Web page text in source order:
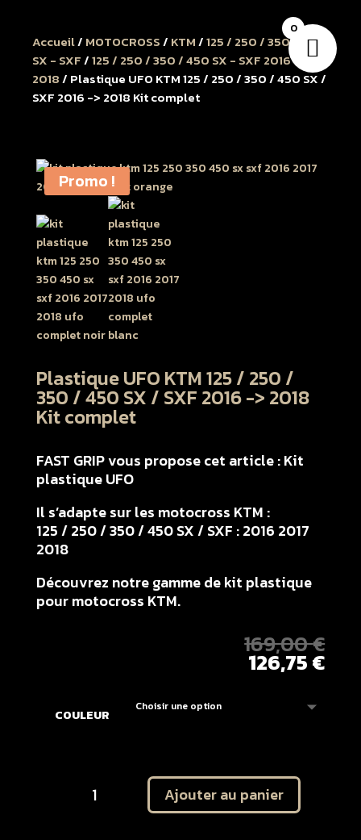
Accueil/ MOTOCROSS/ KTM/125 / 250 / 350 / 450
SX - SXF/125 / 250 / 350 / 450 SX - SXF 2016 à
2018/ Plastique UFO KTM 125 / 250 / 350 / 450 SX /
SXF 2016 -> 2018 Kit complet
Promo !
Plastique UFO KTM 125 / 250 /
350 / 450 SX / SXF 2016 -> 2018
Kit complet
FAST GRIP vous propose cet article : Kit
plastique UFO
Il s’adapte sur les motocross KTM :
125 / 250 / 350 / 450 SX / SXF : 2016 2017
2018
Découvrez notre gamme de kit plastique
pour motocross KTM.
169,00€
126,75€
COULEUR
Ajouter au panier
0